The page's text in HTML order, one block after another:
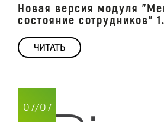
Новая версия модуля
состояние сотрудников"
ЧИТАТЬ
07/07